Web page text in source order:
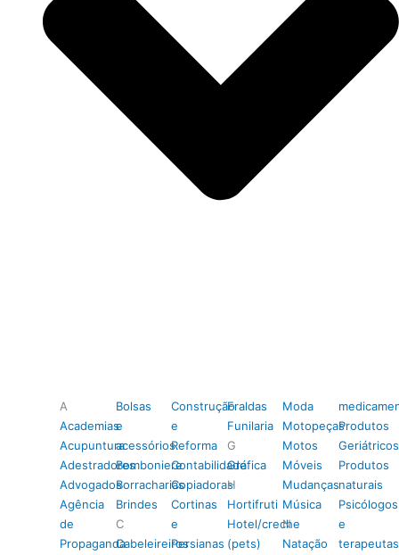
A
Academias
Acupuntura
Adestradores
Advogados
Agência
de
Propaganda
Bolsas
e
acessórios
Bomboniere
Borracharias
Brindes
C
Cabeleireiros
Construção
e
Reforma
Contabilidade
Copiadoras
Cortinas
e
Persianas
Fraldas
Funilaria
G
Gráfica
H
Hortifruti
Hotel/creche
(pets)
Moda
Motopeças
Motos
Móveis
Mudanças
Música
N
Natação
Produtos
Geriátricos
Produtos
naturais
Psicólogos
e
terapeutas